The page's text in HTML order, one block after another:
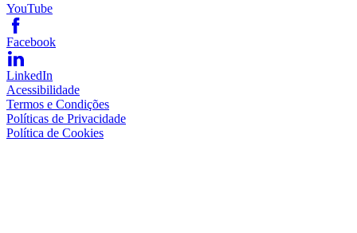
YouTube
Facebook
LinkedIn
Acessibilidade
Termos e Condições
Políticas de Privacidade
Política de Cookies